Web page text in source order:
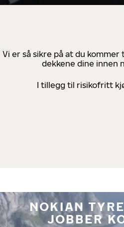
Vi er så sikre på at du
dekkene dine innen
I tillegg til risikofritt
NOKIAN
JOBBER